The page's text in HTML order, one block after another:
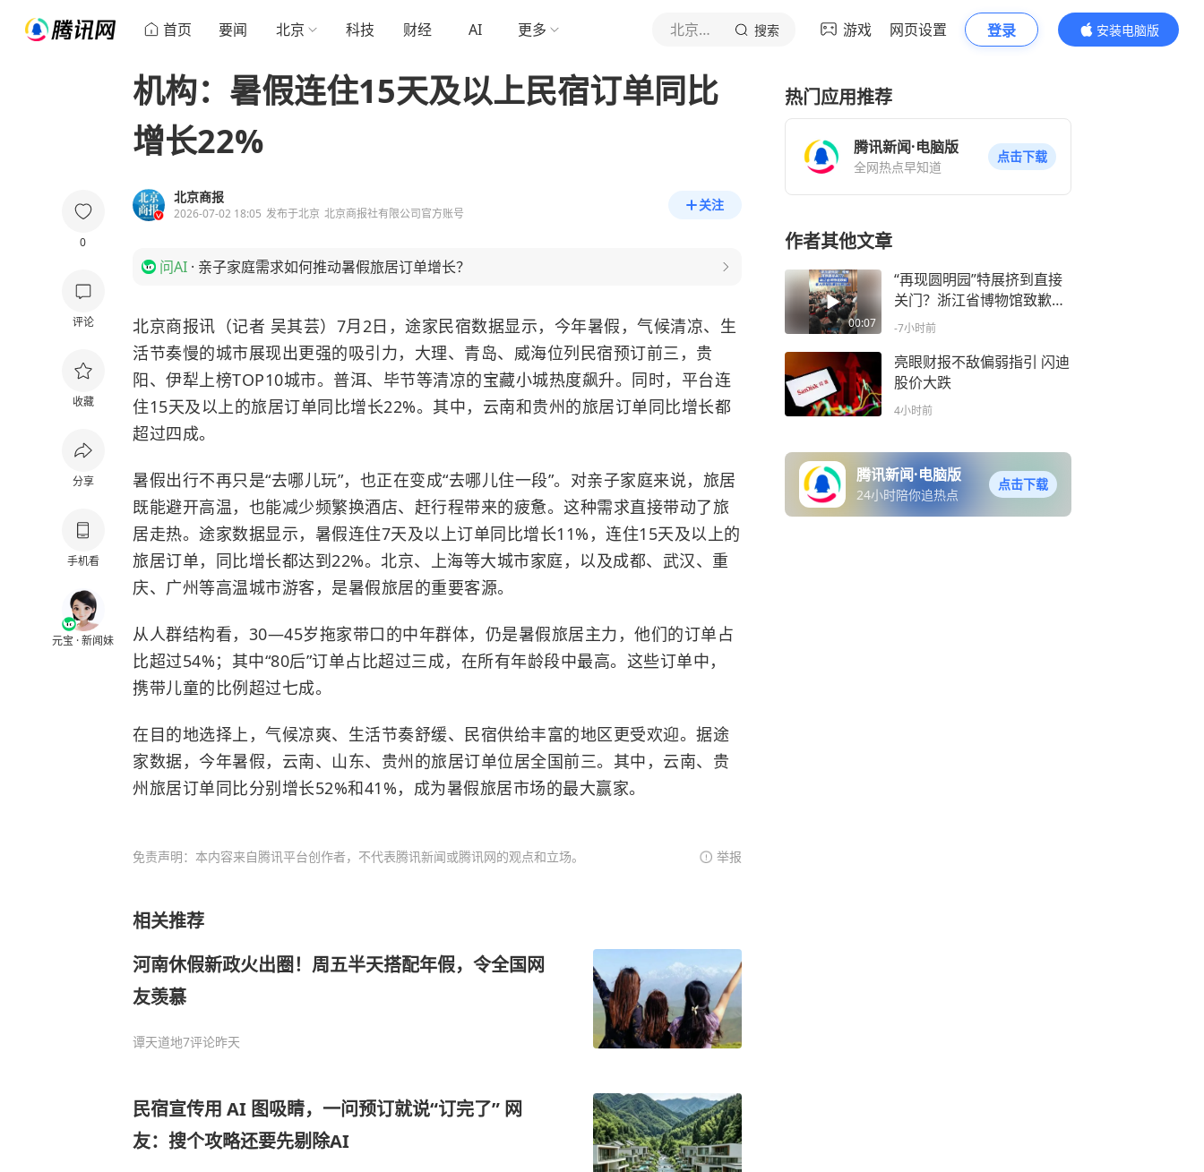
首页 要闻 北京 科技 财经 AI 更多 北京商报 搜索 游戏 网页设置 登录
安装电脑版
内容更精彩
0
评论
收藏
分享
手机看
元宝 · 新闻妹
机构：暑假连住15天及以上民宿订单同比
增长22%
北京商报
2026-07-02 18:05 发布于北京 北京商报社有限公司官方账号
关注
问AI · 亲子家庭需求如何推动暑假旅居订单增长？
北京商报讯（记者 吴其芸）7月2日，途家民宿数据显示，今年暑假，气候清凉、生
活节奏慢的城市展现出更强的吸引力，大理、青岛、威海位列民宿预订前三，贵
阳、伊犁上榜TOP10城市。普洱、毕节等清凉的宝藏小城热度飙升。同时，平台连
住15天及以上的旅居订单同比增长22%。其中，云南和贵州的旅居订单同比增长都
超过四成。
暑假出行不再只是“去哪儿玩”，也正在变成“去哪儿住一段”。对亲子家庭来说，旅居
既能避开高温，也能减少频繁换酒店、赶行程带来的疲惫。这种需求直接带动了旅
居走热。途家数据显示，暑假连住7天及以上订单同比增长11%，连住15天及以上的
旅居订单，同比增长都达到22%。北京、上海等大城市家庭，以及成都、武汉、重
庆、广州等高温城市游客，是暑假旅居的重要客源。
从人群结构看，30—45岁拖家带口的中年群体，仍是暑假旅居主力，他们的订单占
比超过54%；其中“80后”订单占比超过三成，在所有年龄段中最高。这些订单中，
携带儿童的比例超过七成。
在目的地选择上，气候凉爽、生活节奏舒缓、民宿供给丰富的地区更受欢迎。据途
家数据，今年暑假，云南、山东、贵州的旅居订单位居全国前三。其中，云南、贵
州旅居订单同比分别增长52%和41%，成为暑假旅居市场的最大赢家。
免责声明：本内容来自腾讯平台创作者，不代表腾讯新闻或腾讯网的观点和立场。 举报
相关推荐
河南休假新政火出圈！周五半天搭配年假，令全国网
友羡慕
谭天道地7评论昨天
民宿宣传用 AI 图吸睛，一问预订就说“订完了” 网
友：搜个攻略还要先剔除AI
热门应用推荐
腾讯新闻·电脑版
全网热点早知道
点击下载
作者其他文章
00:07
“再现圆明园”特展挤到直接
关门？浙江省博物馆致歉！
有人称排队要5小时以上 8月
称浙江省博物馆“再现圆明
园”特展现场拥挤，导致该特
展直接关门，大量游客无法
并更新了该特展分时段错峰
预约机制，“再现圆明园”特
展实行分时段错峰预约机
-7小时前
亮眼财报不敌偏弱指引 闪迪
股价大跌
4小时前
腾讯新闻·电脑版
24小时陪你追热点
点击下载